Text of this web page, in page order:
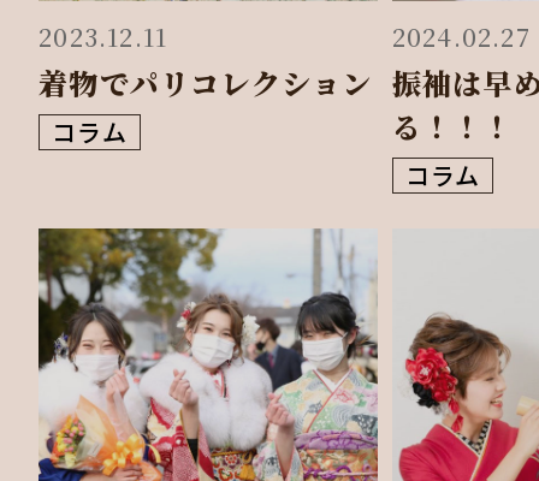
2023.12.11
着物でパリコレクション
コラム
2024.02.27
振袖は早
る！！！
コラム